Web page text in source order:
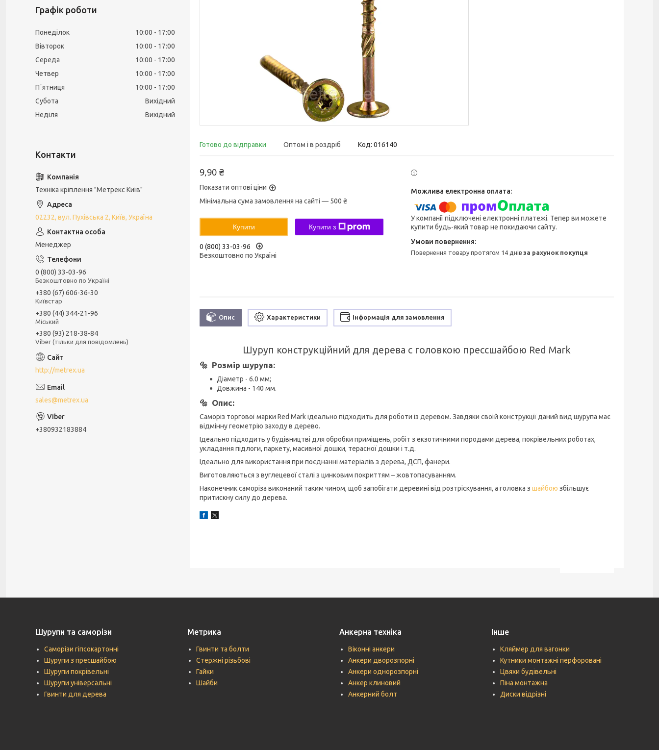
Готово до відправки Оптом і в роздріб Код: 016140
9,90 ₴
Показати оптові ціни
Мінімальна сума замовлення на сайті — 500 ₴
Купити Купити з
0 (800) 33-03-96
Безкоштовно по Україні
У компанії підключені електронні платежі. Тепер ви можете
купити будь-який товар не покидаючи сайту.
повернення товару протягом 14 днівза рахунок покупця
Опис Характеристики Інформація для замовлення
Шуруп конструкційний для дерева c головкою прессшайбою Red Mark
🔩 Розмір шурупа:
Діаметр - 6.0 мм;
Довжина - 140 мм.
🔩 Опис:
Саморіз торгової марки Red Mark ідеально підходить для роботи із деревом. Завдяки своїй конструкції даний вид шурупа має
відмінну геометрію заходу в дерево.
Ідеально підходить у будівництві для обробки приміщень, робіт з екзотичними породами дерева, покрівельних роботах,
укладання підлоги, паркету, масивної дошки, терасної дошки і т.д.
Ідеально для використання при поєднанні матеріалів з дерева, ДСП, фанери.
Виготовляються з вуглецевої сталі з цинковим покриттям – жовтопасуванням.
Наконечник саморіза виконаний таким чином, щоб запобігати деревині від розтріскування, а головка з шайбою збільшує
притискну силу до дерева.
Графік роботи
Понеділок 10:00
17:00
Вівторок
10:00
17:00
Середа
10:00
17:00
Четвер
10:00
17:00
Пʼятниця
10:00
17:00
Субота
Вихідний
Неділя
Вихідний
Техніка кріплення "Метрекс Київ"
02232, вул. Пухівська 2, Київ, Україна
Менеджер
0 (800) 33-03-96
Безкоштовно по Україні
+380 (67) 606-36-30
Київстар
+380 (44) 344-21-96
Міський
+380 (93) 218-38-84
Viber (тільки для повідомлень)
http://metrex.ua
sales@metrex.ua
+380932183884
Шурупи та саморізи
Саморізи гіпсокартонні
Шурупи з пресшайбою
Шурупи покрівельні
Шурупи універсальні
Гвинти для дерева
Метрика
Гвинти та болти
Стержні різьбові
Гайки
Шайби
Анкерна техніка
Віконні анкери
Анкери дворозпорні
Анкери однорозпорні
Анкер клиновий
Анкерний болт
Інше
Кляймер для вагонки
Кутники монтажні перфоровані
Цвяхи будівельні
Піна монтажна
Диски відрізні